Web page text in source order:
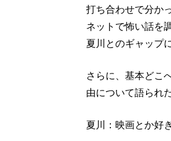
打ち合わせで分か
ネットで怖い話を
夏川とのギャップ
さらに、基本どこ
由について語られた
夏川：映画とか好